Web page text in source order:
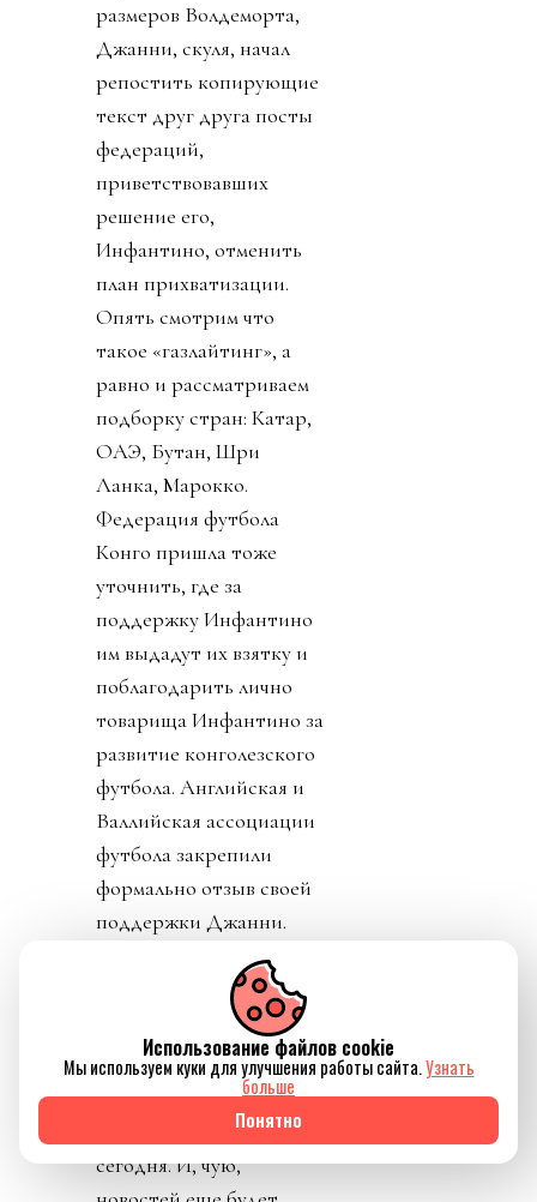
размеров Волдеморта,
Джанни, скуля, начал
репостить копирующие
текст друг друга посты
федераций,
приветствовавших
решение его,
Инфантино, отменить
план прихватизации.
Опять смотрим что
такое «газлайтинг», а
равно и рассматриваем
подборку стран: Катар,
ОАЭ, Бутан, Шри
Ланка, Марокко.
Федерация футбола
Конго пришла тоже
уточнить, где за
поддержку Инфантино
им выдадут их взятку и
поблагодарить лично
товарища Инфантино за
развитие конголезского
футбола. Английская и
Валлийская ассоциации
футбола закрепили
формально отзыв своей
поддержки Джанни.
Источник изображения Reuters
День 9. Он начинается
сегодня. И, чую,
Использование файлов cookie
Мы используем куки для улучшения работы сайта.Узнать
больше
Понятно